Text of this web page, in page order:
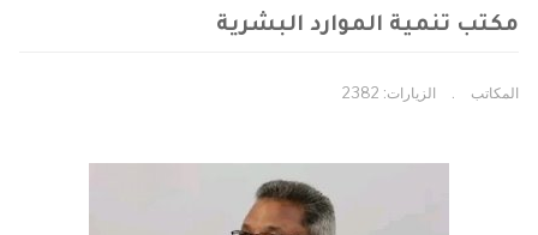
مكتب تنمية الموارد البشرية
المكاتب الزيارات: 2382